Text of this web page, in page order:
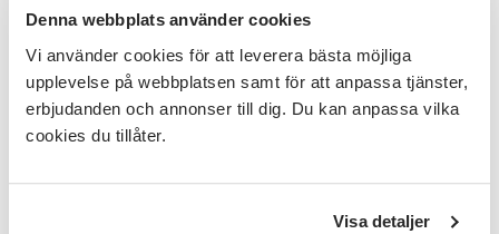
Denna webbplats använder cookies
Vi använder cookies för att leverera bästa möjliga
upplevelse på webbplatsen samt för att anpassa tjänster,
erbjudanden och annonser till dig. Du kan anpassa vilka
cookies du tillåter.
Visa detaljer
KURSLITTERATUR OCH
MATERIALKOSTNAD
Du behöver ha med dig värmetåliga arbetshandskar
och hörselskydd. Övriga redskap lånas i lokalen.
Material ingår i kursavgiften. Beroende på vad du vill
använder oss av den inspirationslitteratur som finns
mer erfarenhet har möjlighet att i större